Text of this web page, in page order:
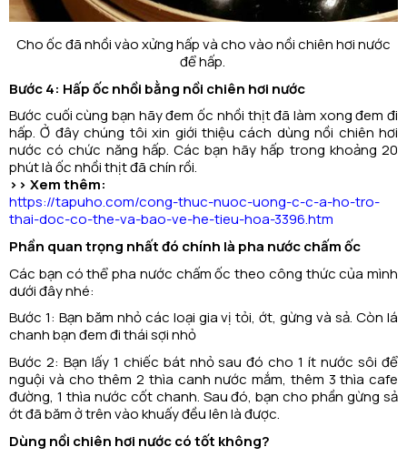
Cho ốc đã nhồi vào xửng hấp và cho vào nồi chiên hơi nước
để hấp.
Bước 4: Hấp ốc nhồi bằng nồi chiên hơi nước
Bước cuối cùng bạn hãy đem ốc nhồi thịt đã làm xong đem đi
hấp. Ở đây chúng tôi xin giới thiệu cách dùng nồi chiên hơi
nước có chức năng hấp. Các bạn hãy hấp trong khoảng 20
phút là ốc nhồi thịt đã chín rồi.
>> Xem thêm:
https://tapuho.com/cong-thuc-nuoc-uong-c-c-a-ho-tro-
thai-doc-co-the-va-bao-ve-he-tieu-hoa-3396.htm
Phần quan trọng nhất đó chính là pha nước chấm ốc
Các bạn có thể pha nước chấm ốc theo công thức của mình
dưới đây nhé:
Bước 1: Bạn băm nhỏ các loại gia vị tỏi, ớt, gừng và sả. Còn lá
chanh bạn đem đi thái sợi nhỏ
Bước 2: Bạn lấy 1 chiếc bát nhỏ sau đó cho 1 ít nước sôi để
nguội và cho thêm 2 thìa canh nước mắm, thêm 3 thìa cafe
đường, 1 thìa nước cốt chanh. Sau đó, bạn cho phần gừng sả
ớt đã băm ở trên vào khuấy đều lên là được.
Dùng nồi chiên hơi nước có tốt không?